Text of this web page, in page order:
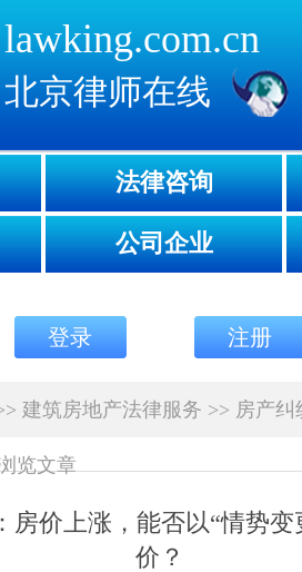
lawking.com.cn
北京律师在线
法律咨询
公司企业
登录 注册
建筑房地产法律服务 >> 房产纠
览文章
房价上涨，能否以“情势变
价？